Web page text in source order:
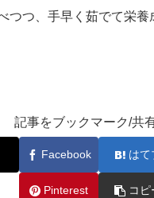
つつ、手早く茹でて栄養
記事をブックマーク/共
Facebook はて
Pinterest コピ